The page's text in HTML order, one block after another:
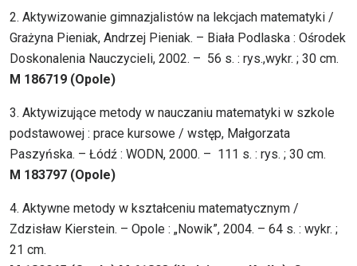
2. Aktywizowanie gimnazjalistów na lekcjach matematyki /
Grażyna Pieniak, Andrzej Pieniak. – Biała Podlaska : Ośrodek
Doskonalenia Nauczycieli, 2002. – 56 s. : rys.,wykr. ; 30 cm.
M 186719 (Opole)
3. Aktywizujące metody w nauczaniu matematyki w szkole
podstawowej : prace kursowe / wstęp, Małgorzata
Paszyńska. – Łódź : WODN, 2000. – 111 s. : rys. ; 30 cm.
M 183797 (Opole)
4. Aktywne metody w kształceniu matematycznym /
Zdzisław Kierstein. – Opole : „Nowik”, 2004. – 64 s. : wykr. ;
21 cm.